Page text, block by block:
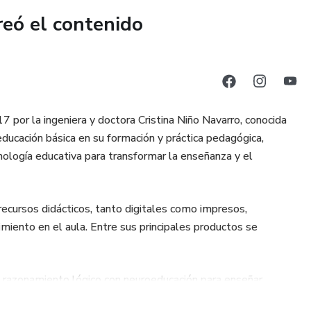
de planeación sin perder tu esencia humana. 🤖✍️
a estructuras adaptadas a tu nivel y campo formativo
saberes es conectar cerebros.
el contenido
por la ingeniera y doctora Cristina Niño Navarro, conocida
básica en su formación y práctica pedagógica,
educativa para transformar la enseñanza y el
didácticos, tanto digitales como impresos,
en el aula. Entre sus principales productos se
lógico con neuroeducación para enseñar